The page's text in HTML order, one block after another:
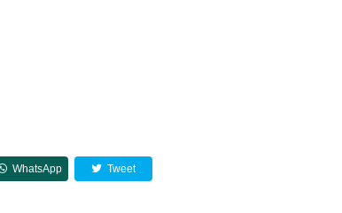
WhatsApp Tweet